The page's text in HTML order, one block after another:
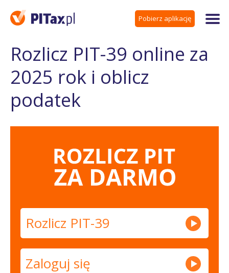
Pobierz aplikację
Rozlicz PIT-39 online za
2025 rok i oblicz
podatek
Rozlicz PIT-39
Zaloguj się